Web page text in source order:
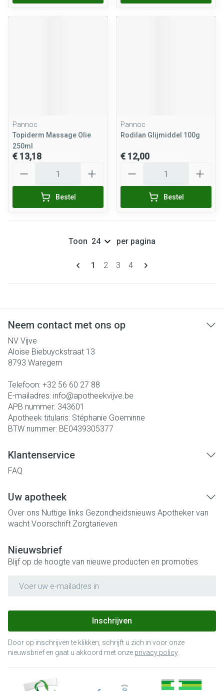
Pannoc
Topiderm Massage Olie
250ml
€ 13,18
Bestel
Pannoc
Rodilan Glijmiddel 100g
€ 12,00
Bestel
Pagina's
U lees momenteel pagina
1 Pagina
2 Pagina
3 Pagina
4
Toon per pagina
Neem contact met ons op
NV Vijve
Aloise Biebuyckstraat 13
8793 Waregem
Telefoon: +32 56 60 27 88
E-mailadres: info@apotheekvijve.be
APB nummer: 343601
Apotheek titularis: Stéphanie Goeminne
BTW nummer: BE0439305377
Klantenservice
FAQ
Uw apotheek
Over ons Nuttige links Gezondheidsnieuws Apotheker van
wacht Voorschrift Zorgtarieven
Nieuwsbrief
Blijf op de hoogte van nieuwe producten en promoties
Inschrijven
Door op inschrijven te klikken, schrijft u zich in voor onze
nieuwsbrief en gaat u akkoord met onze privacy policy.